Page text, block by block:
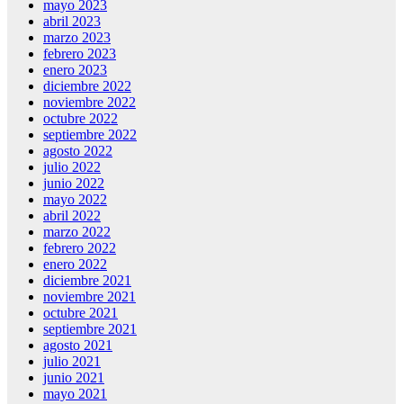
mayo 2023
abril 2023
marzo 2023
febrero 2023
enero 2023
diciembre 2022
noviembre 2022
octubre 2022
septiembre 2022
agosto 2022
julio 2022
junio 2022
mayo 2022
abril 2022
marzo 2022
febrero 2022
enero 2022
diciembre 2021
noviembre 2021
octubre 2021
septiembre 2021
agosto 2021
julio 2021
junio 2021
mayo 2021